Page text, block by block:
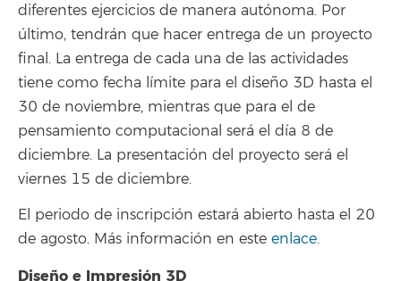
diferentes ejercicios de manera autónoma. Por
último, tendrán que hacer entrega de un proyecto
final. La entrega de cada una de las actividades
tiene como fecha límite para el diseño 3D hasta el
30 de noviembre, mientras que para el de
pensamiento computacional será el día 8 de
diciembre. La presentación del proyecto será el
viernes 15 de diciembre.
El periodo de inscripción estará abierto hasta el 20
de agosto. Más información en este enlace.
Diseño e Impresión 3D